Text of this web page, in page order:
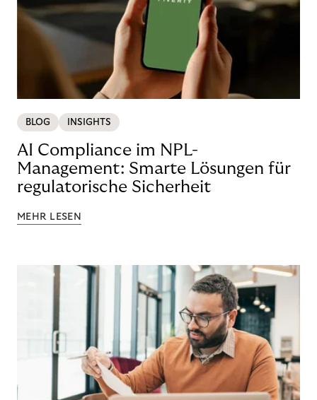
BLOG INSIGHTS
AI Compliance im NPL-
Management: Smarte Lösungen für
regulatorische Sicherheit
MEHR LESEN